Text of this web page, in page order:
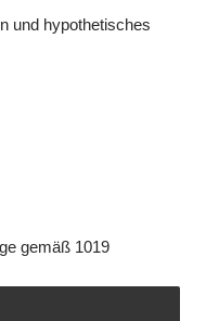
und hypothetisches
gemäß 1019